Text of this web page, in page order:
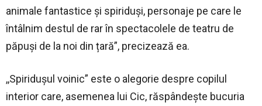
animale fantastice și spiriduși, personaje pe care le
întâlnim destul de rar în spectacolele de teatru de
păpuși de la noi din țară”, precizează ea.
,,Spiridușul voinic” este o alegorie despre copilul
interior care, asemenea lui Cic, răspândește bucuria